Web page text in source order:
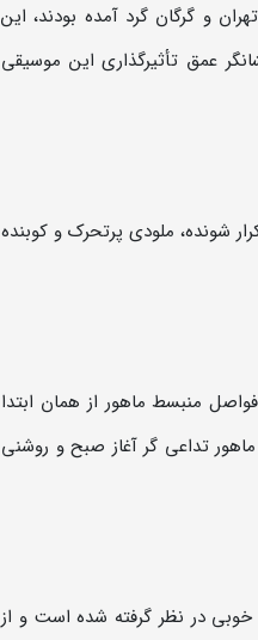
و گرگان گرد آمده بودند، این
عمق تأثیرگذاری این موسیقی
شونده، ملودی پرتحرک و کوبنده
منبسط ماهور از همان ابتدا
تداعی گر آغاز صبح و روشنی
در نظر گرفته شده است و از